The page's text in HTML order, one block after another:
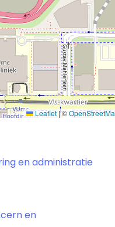
Leaflet |©
en administratie
en